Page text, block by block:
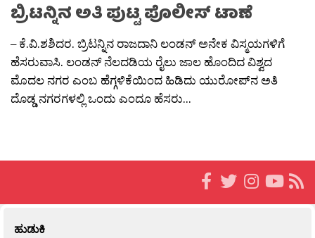
ಬ್ರಿಟನ್ನಿನ ಅತಿ ಪುಟ್ಟ ಪೊಲೀಸ್ ಟಾಣೆ
– ಕೆ.ವಿ.ಶಶಿದರ. ಬ್ರಿಟನ್ನಿನ ರಾಜದಾನಿ ಲಂಡನ್ ಅನೇಕ ವಿಸ್ಮಯಗಳಿಗೆ
ಹೆಸರುವಾಸಿ. ಲಂಡನ್ ನೆಲದಡಿಯ ರೈಲು ಜಾಲ ಹೊಂದಿದ ವಿಶ್ವದ
ಮೊದಲ ನಗರ ಎಂಬ ಹೆಗ್ಗಳಿಕೆಯಿಂದ ಹಿಡಿದು ಯುರೋಪ್‍ನ ಅತಿ
ದೊಡ್ಡ ನಗರಗಳಲ್ಲಿ ಒಂದು ಎಂದೂ ಹೆಸರು...
ಹುಡುಕಿ